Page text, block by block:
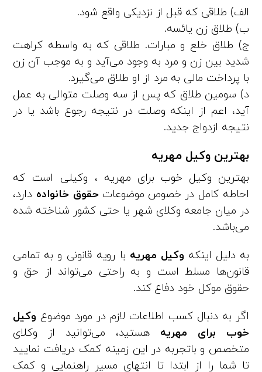
الف) طلاقی که قبل از نزدیکی واقع شود.
ب) طلاق زن یائسه.
ج) طلاق خلع و مبارات. طلاقی که به واسطه کراهت
شدید بین زن و مرد به وجود می‌آید و به موجب آن زن
با پرداخت مالی به مرد از او طلاق می‌گیرد.
د) سومین طلاق که پس از سه وصلت متوالی به عمل
آید، اعم از اینکه وصلت در نتیجه رجوع باشد یا در
نتیجه ازدواج جدید.
بهترین وکیل مهریه
بهترین وکیل خوب برای مهریه ، وکیلی است که
احاطه کامل در خصوص موضوعاتحقوق خانواده دارد،
در میان جامعه وکلای شهر یا حتی کشور شناخته شده
می‌باشد.
به دلیل اینکه وکیل مهریه با رویه قانونی و به تمامی
قانون‌ها مسلط است و به راحتی می‌تواند از حق و
حقوق موکل خود دفاع کند.
اگر به دنبال کسب اطلاعات لازم در مورد موضوع وکیل
خوب برای مهریه هستید، می‌توانید از وکلای
متخصص و باتجربه در این زمینه کمک دریافت نمایید
تا شما را از ابتدا تا انتهای مسیر راهنمایی و کمک